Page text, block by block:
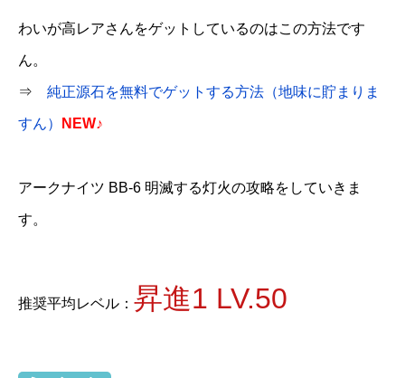
わいが高レアさんをゲットしているのはこの方法です
ん。
⇒ 純正源石を無料でゲットする方法（地味に貯まりま
すん） NEW♪
アークナイツ BB-6 明滅する灯火の攻略をしていきま
す。
推奨平均レベル： 昇進1 LV.50